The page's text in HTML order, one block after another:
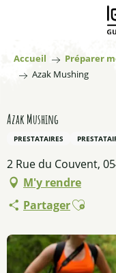
principal
Accueil Préparer
Azak Mushing
Azak Mushing
PRESTATAIRES
2 Rue du Couvent,
M'y rendre
PartagerAjouter